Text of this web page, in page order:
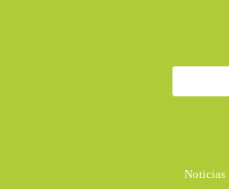
Noticias